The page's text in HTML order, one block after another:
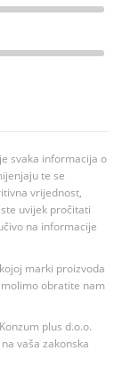
svaka informacija o
te se
vrijednost,
uvijek pročitati
na informacije
marki proizvoda
obratite nam
plus d.o.o.
vaša zakonska